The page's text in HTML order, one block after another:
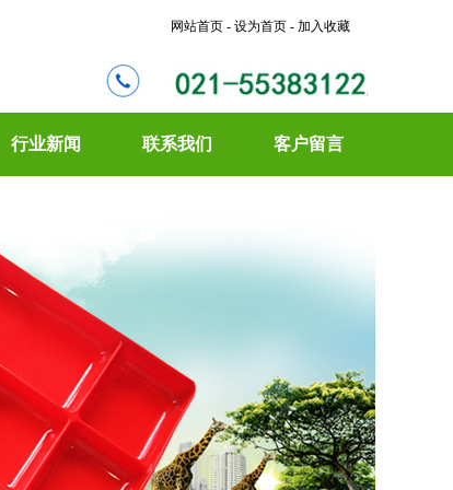
网站首页 - 设为首页 - 加入收藏
行业新闻 联系我们 客户留言